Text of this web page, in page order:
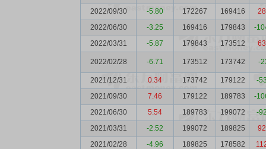
2022/09/30
-5.80 172267 169416
2022/06/30
-3.25 169416 179843
-
2022/03/31
-5.87 179843 173512
2022/02/28 -6.71 173512 173742 -
2021/12/31 0.34 173742 179122
-
2021/09/30
7.46 179122 189783
-
2021/06/30
5.54 189783 199072
-
2021/03/31
-2.52 199072 189825
2021/02/28
-4.96 189825 178582